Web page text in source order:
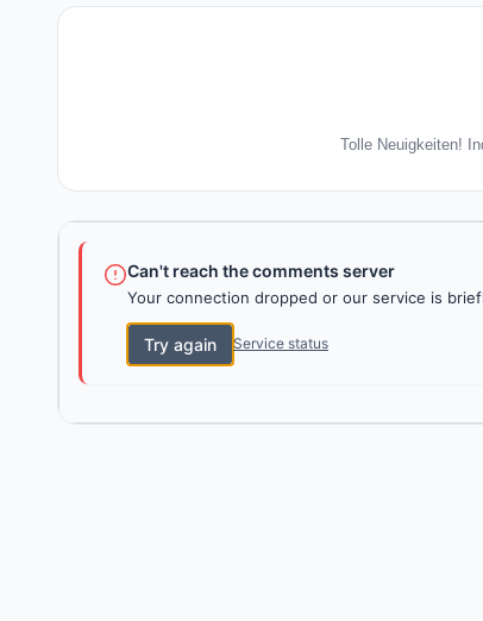
Tolle Neuigkeiten!
Can't reach the comments server
Your connection dropped or our service is
Try again Service status